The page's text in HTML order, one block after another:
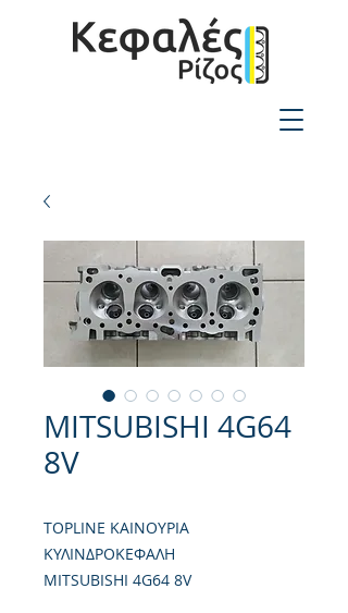
MITSUBISHI 4G64
8V
TOPLINE ΚΑΙΝΟΥΡΙΑ
ΚΥΛΙΝΔΡΟΚΕΦΑΛΗ
MITSUBISHI 4G64 8V